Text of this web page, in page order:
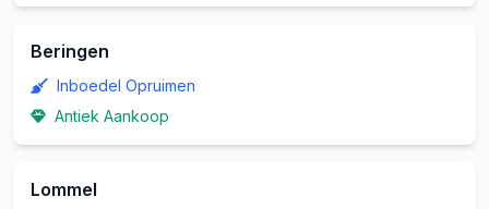
Beringen
Inboedel Opruimen
Antiek Aankoop
Lommel